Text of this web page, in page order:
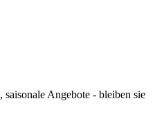
Angebote - bleiben sie